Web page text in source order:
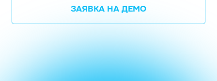
ЗАЯВКА НА ДЕМО